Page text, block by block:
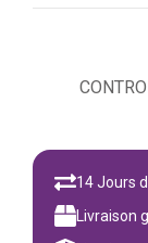
14 Jours
Livraison